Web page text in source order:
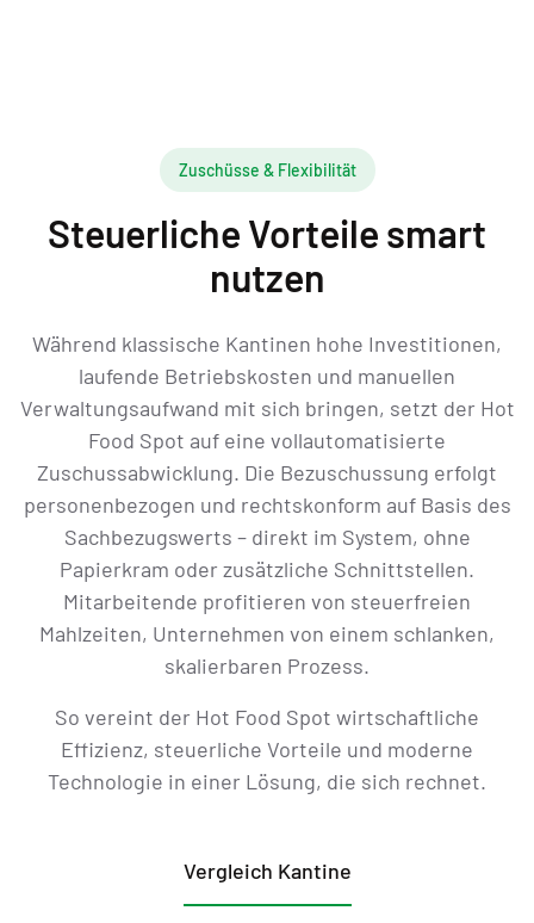
Zuschüsse & Flexibilität
Steuerliche Vorteile smart
nutzen
Während klassische Kantinen hohe Investitionen,
laufende Betriebskosten und manuellen
Verwaltungsaufwand mit sich bringen, setzt der Hot
Food Spot auf eine vollautomatisierte
Zuschussabwicklung. Die Bezuschussung erfolgt
personenbezogen und rechtskonform auf Basis des
Sachbezugswerts – direkt im System, ohne
Papierkram oder zusätzliche Schnittstellen.
Mitarbeitende profitieren von steuerfreien
Mahlzeiten, Unternehmen von einem schlanken,
skalierbaren Prozess.
So vereint der Hot Food Spot wirtschaftliche
Effizienz, steuerliche Vorteile und moderne
Technologie in einer Lösung, die sich rechnet.
Vergleich Kantine